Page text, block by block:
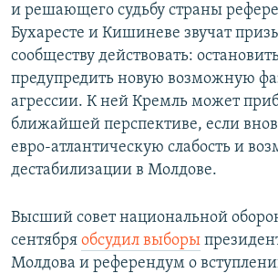
и решающего судьбу страны
Бухаресте и Кишиневе звучат
сообществу действовать:
предупредить новую возможную
агрессии. К ней Кремль может
ближайшей перспективе, если
евро-атлантическую слабость и
дестабилизации в Молдове.
Высший совет национальной
сентября обсудил выборы
Молдова и референдум о